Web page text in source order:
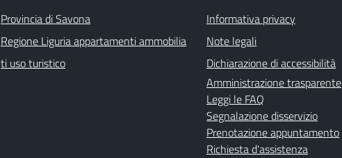
Provincia di Savona
Regione Liguria appartamenti ammobilia
ti uso turistico
Informativa privacy
Note legali
Dichiarazione di accessibilità
Amministrazione trasparente
Leggi le FAQ
Segnalazione disservizio
Prenotazione appuntamento
Richiesta d'assistenza